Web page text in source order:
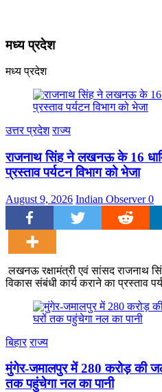
मध्य प्रदेश
मध्य प्रदेश
उत्तर प्रदेश राज्य
राजनाथ सिंह ने लखनऊ के 16
प्रस्ताव पर्यटन विभाग को भेजा
August 9, 2026 Indian Observer0
लखनऊ रक्षामंत्री एवं सांसद राजनाथ
विकास संबंधी कार्य कराने का प्रस्ताव
बिहार राज्य
मुंगेर-जमालपुर में 280 करोड़ की
तक पहुंचेगा नल का पानी